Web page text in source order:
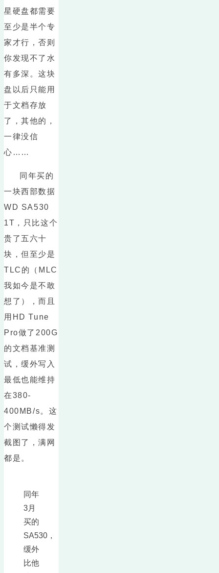
星硬盘都需要
至少是半个专
家才行，否则
你发现不了水
有多深。这块
盘以后只能用
于文档存放
了，其他的，
一律没信
心……
同年买的
一块西部数据
WD SA530
1T，只比这个
贵了五六十
块，但至少是
TLC的（MLC
我如今是不敢
想了），而且
用HD Tune
Pro做了200G
的文档基准测
试，缓外写入
最低也能维持
在380-
400MB/s。这
个测试懒得发
截图了，满网
都是。
同年
3月
买的
SA530，
缓外
比他